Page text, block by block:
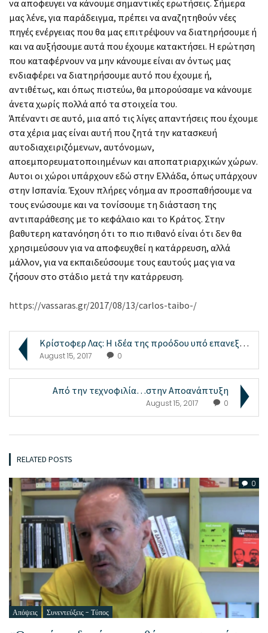
να αποφευγει να κάνουμε σημαντικές ερωτήσεις. Σήμερα
μας λένε, για παράδειγμα, πρέπει να αναζητηθούν νέες
πηγές ενέργειας που θα μας επιτρέψουν να διατηρήσουμε ή
και να αυξήσουμε αυτά που έχουμε κατακτήσει. Η ερώτηση
που καταφέρνουν να μην κάνουμε είναι αν όντως μας
ενδιαφέρει να διατηρήσουμε αυτό που έχουμε ή,
αντιθέτως, και όπως πιστεύω, θα μπορούσαμε να κάνουμε
άνετα χωρίς πολλά από τα στοιχεία του.
Άπέναντι σε αυτό, μια από τις λίγες απαντήσεις που έχουμε
στα χέρια μας είναι αυτή που ζητά την κατασκευή
αυτοδιαχειριζόμενων, αυτόνομων,
αποεμπορευματοποιημένων και αποπατριαρχικών χώρων.
Αυτοι οι χώροι υπάρχουν εδώ στην Ελλάδα, όπως υπάρχουν
στην Ισπανία. Έχουν πλήρες νόημα αν προσπαθήσουμε να
τους ενώσουμε και να τονίσουμε τη διάσταση της
αντιπαράθεσης με το κεφάλαιο και το Κράτος. Στην
βαθυτερη κατανόηση ότι το πιο πιθανό είναι ότι δεν θα
χρησιμεύσουν για να αποφευχθεί η κατάρρευση, αλλά
μάλλον, για να εκπαιδεύσουμε τους εαυτούς μας για να
ζήσουν στο στάδιο μετά την κατάρρευση.
https://vassaras.gr/2017/08/13/carlos-taibo-/
Κρίστοφερ Λας: Η ιδέα της προόδου υπό επανεξέταση
August 15, 2017 0
Από την τεχνοφιλία…στην Αποανάπτυξη
August 15, 2017 0
RELATED POSTS
0
Απόψεις Συνεντεύξεις - Τύπος